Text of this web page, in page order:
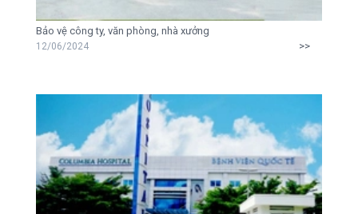
Bảo vệ công ty, văn phòng, nhà xưởng
12/06/2024 >>